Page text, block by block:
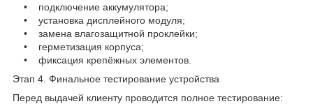
• подключение аккумулятора;
• установка дисплейного модуля;
• замена влагозащитной проклейки;
• герметизация корпуса;
• фиксация крепёжных элементов.
Этап 4. Финальное тестирование устройства
Перед выдачей клиенту проводится полное тестирование: